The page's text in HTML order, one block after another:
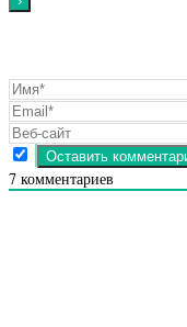
7 комментариев